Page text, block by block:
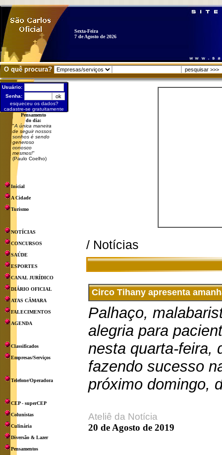
Sexta-Feira
7 de Agosto de 2026
O quê procura?
Usuário:
Senha:
esqueceu os dados?
cadastre-se gratuitamente
Pensamento
do dia:
"A única maneira
de seguir nossos
sonhos é sendo
generoso
conosco
mesmos!"
(Paulo Coelho)
Inicial
A Cidade
Turismo
NOTÍCIAS
CONCURSOS
SAÚDE
ESPORTES
CANAL JURÍDICO
DIÁRIO OFICIAL
ATAS CÂMARA
FALECIMENTOS
AGENDA
Classificados
Empresas/Serviços
Telefone/Operadora
CEP - superCEP
Colunistas
Culinária
Diversão & Lazer
Pensamentos
/ Notícias
Circo Tihany apresenta
Palhaço,
alegria para
nesta quarta-feira,
fazendo sucesso
próximo domingo,
Ateliê da Notícia
20 de Agosto de 2019